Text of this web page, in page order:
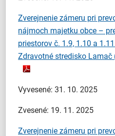
Zverejnenie zámeru pri
nájmoch majetku obce –
priestorov č. 1.9, 1.10 a
Zdravotné stredisko Lamač
Vyvesené: 31. 10. 2025
Zvesené: 19. 11. 2025
Zverejnenie zámeru pri